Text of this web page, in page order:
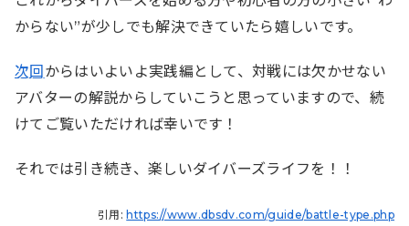
からない”が少しでも解決できていたら嬉しいです。
次回 からはいよいよ実践編として、対戦には欠かせない
アバターの解説からしていこうと思っていますので、続
けてご覧いただければ幸いです！
それでは引き続き、楽しいダイバーズライフを！！
引用: https://www.dbsdv.com/guide/battle-type.php